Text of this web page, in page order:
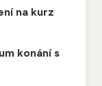
na kurz
konání s